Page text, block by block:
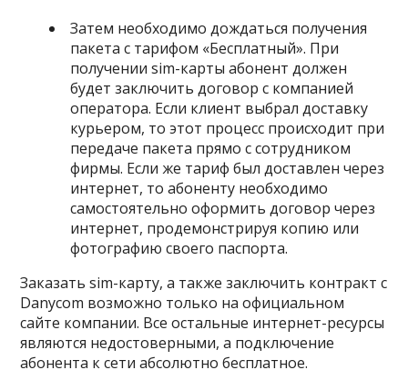
Затем необходимо дождаться получения
пакета с тарифом «Бесплатный». При
получении sim-карты абонент должен
будет заключить договор с компанией
оператора. Если клиент выбрал доставку
курьером, то этот процесс происходит при
передаче пакета прямо с сотрудником
фирмы. Если же тариф был доставлен через
интернет, то абоненту необходимо
самостоятельно оформить договор через
интернет, продемонстрируя копию или
фотографию своего паспорта.
Заказать sim-карту, а также заключить контракт с
Danycom возможно только на официальном
сайте компании. Все остальные интернет-ресурсы
являются недостоверными, а подключение
абонента к сети абсолютно бесплатное.